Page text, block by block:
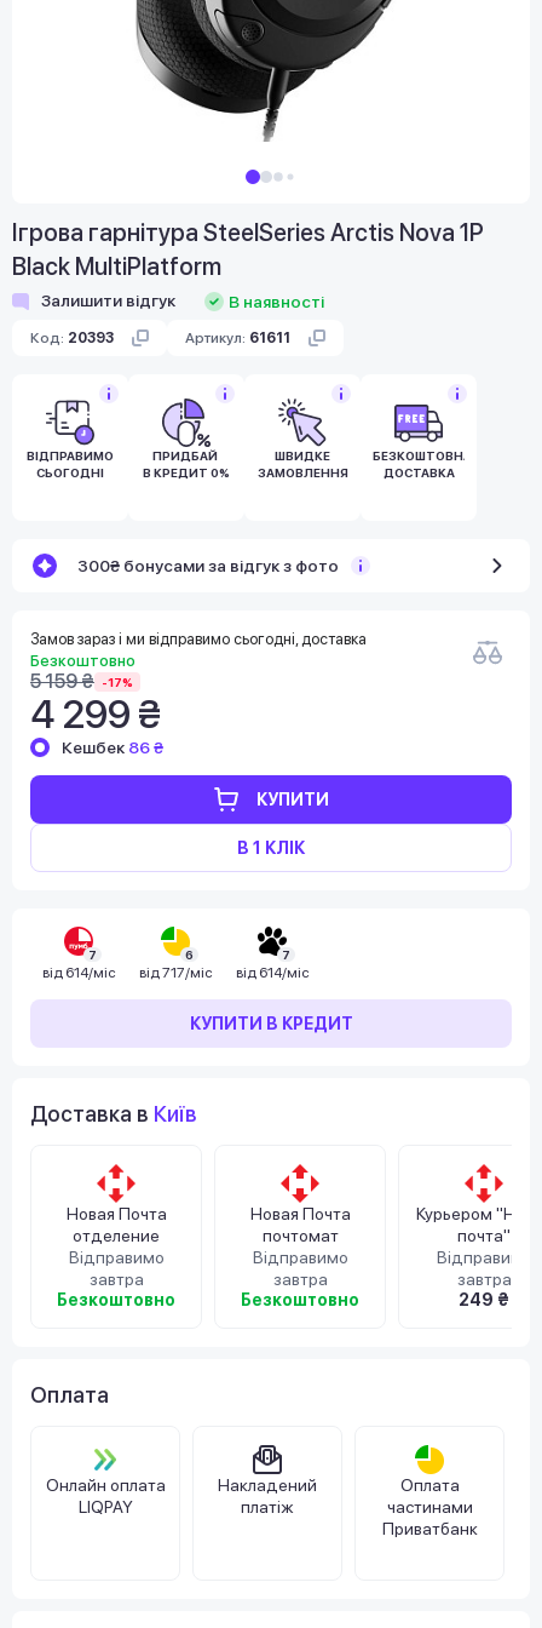
Ігрова гарнітура SteelSeries Arctis Nova 1P
Black MultiPlatform
Залишити відгук В наявності
Код: 20393 Артикул: 61611
ВІДПРАВИМО
СЬОГОДНІ
ПРИДБАЙ
В КРЕДИТ 0%
ШВИДКЕ
ЗАМОВЛЕННЯ
БЕЗКОШТОВНА
ДОСТАВКА
300₴ бонусами за відгук з фото
Замов зараз і ми відправимо сьогодні, доставка
Безкоштовно
5 159 ₴ -17%
4 299 ₴
КУПИТИ
В 1 КЛІК
Кешбек 86 ₴
7
від 614/міс
6
від 717/міс
7
від 614/міс
КУПИТИ В КРЕДИТ
Доставка в Київ
Новая Почта
отделение
Відправимо
завтра
Безкоштовно
Новая Почта
почтомат
Відправимо
завтра
Безкоштовно
Курьером
почта"
Відправимо
завтра
249 ₴
Оплата
Онлайн оплата
LIQPAY
Накладений
платіж
Оплата
частинами
Приватбанк